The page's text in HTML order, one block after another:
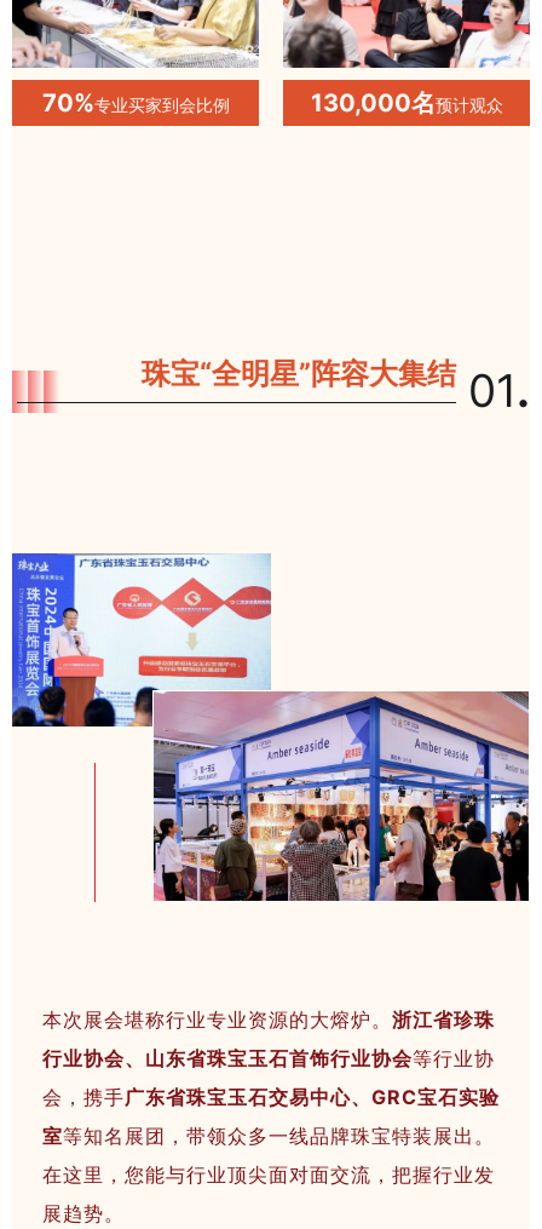
70%专业买家到会比例 130,000名预计观众
珠宝“全明星”阵容大集结 01.
本次展会堪称行业专业资源的大熔炉。 浙江省珍珠
行业协会、山东省珠宝玉石首饰行业协会等行业协
会，携手广东省珠宝玉石交易中心、GRC宝石实验
室等知名展团，带领众多一线品牌珠宝特装展出。
在这里，您能与行业顶尖面对面交流，把握行业发
展趋势。